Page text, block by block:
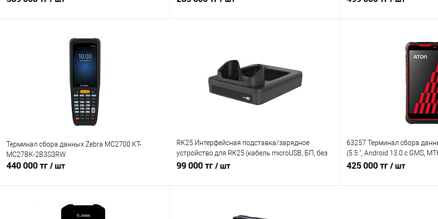
В корзину
цену!
Купить в 1 клик
Сравнение
В избранное
Под заказ, уточняйте
цену!
В
Терминал сбора данных Zebra MC2700 KT-
MC27BK-2B3S3RW
440 000 тг/ шт
В корзину
RK25 Интерфейсная подставка/зарядное
устройство для RK25 (кабель microUSB, БП, без
доп. батареи)
99 000 тг/ шт
63257 Терминал сбора
(5.5 ", Android 13.0 с GMS,
N6602-W2, Wi-Fi, BT, NFC,
425 000 тг/ шт